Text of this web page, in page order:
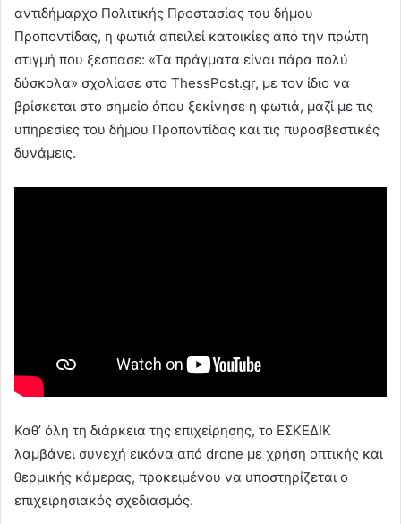
αντιδήμαρχο Πολιτικής Προστασίας του δήμου
Προποντίδας, η φωτιά απειλεί κατοικίες από την πρώτη
στιγμή που ξέσπασε: «Τα πράγματα είναι πάρα πολύ
δύσκολα» σχολίασε στο ThessPost.gr, με τον ίδιο να
βρίσκεται στο σημείο όπου ξεκίνησε η φωτιά, μαζί με τις
υπηρεσίες του δήμου Προποντίδας και τις πυροσβεστικές
δυνάμεις.
Καθ’ όλη τη διάρκεια της επιχείρησης, το ΕΣΚΕΔΙΚ
λαμβάνει συνεχή εικόνα από drone με χρήση οπτικής και
θερμικής κάμερας, προκειμένου να υποστηρίζεται ο
επιχειρησιακός σχεδιασμός.